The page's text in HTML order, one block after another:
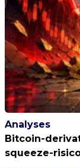
Analyses
Bitcoin-
squeeze-